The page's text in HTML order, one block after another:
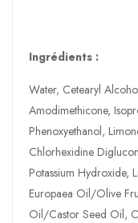
Ingrédients :
Water, Cetearyl
Amodimethicone,
Phenoxyethanol,
Chlorhexidine
Potassium Hydroxide,
Europaea Oil/Olive
Oil/Castor Seed Oil,